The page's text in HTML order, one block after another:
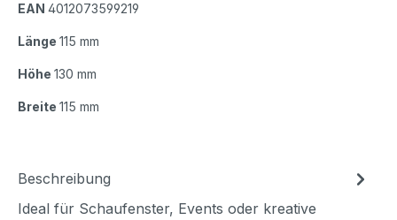
EAN 4012073599219
Länge 115 mm
Höhe 130 mm
Breite 115 mm
Beschreibung
Ideal für Schaufenster, Events oder kreative